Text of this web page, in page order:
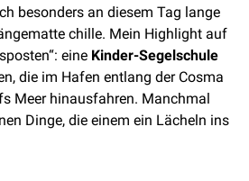
besonders an diesem Tag lange
chille. Mein Highlight auf
eine Kinder-Segelschule
die im Hafen entlang der Cosma
Meer hinausfahren. Manchmal
Dinge, die einem ein Lächeln ins